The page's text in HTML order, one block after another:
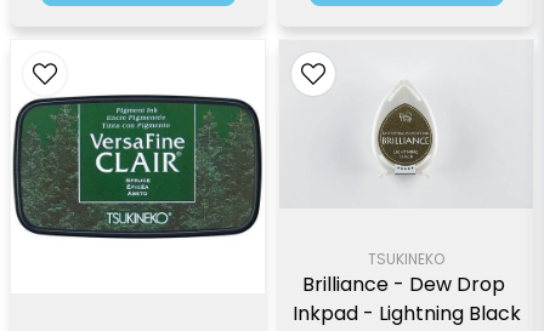
TSUKINEKO
Brilliance - Dew Drop
Inkpad - Lightning Black